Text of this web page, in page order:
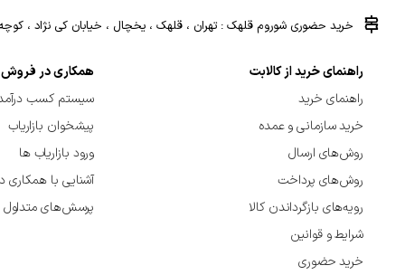
خرید حضوری شوروم قلهک : تهران ، قلهک ، یخچال ، خیابان کی نژاد ، کوچه
راهنمای خرید از کالابت
راهنمای خرید
خرید سازمانی و عمده
روش‌های ارسال
روش‌های پرداخت
رویه‌های بازگرداندن کالا
شرایط و قوانین
خرید حضوری
همکاری در فروش
سیستم کسب
پیشخوان بازاریاب
ورود بازاریاب ها
آشنایی با همکاری
پرسش‌های متداول